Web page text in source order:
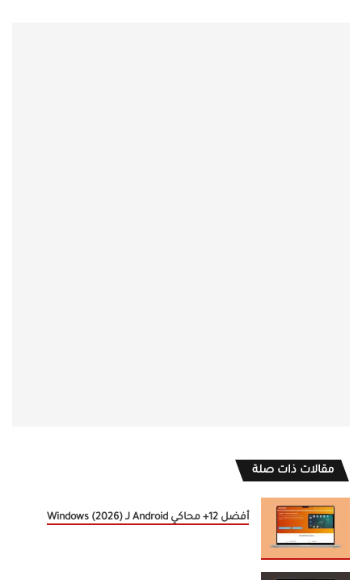
مقالات ذات صلة
أفضل 12+ محاكي Android لـ Windows (2026)